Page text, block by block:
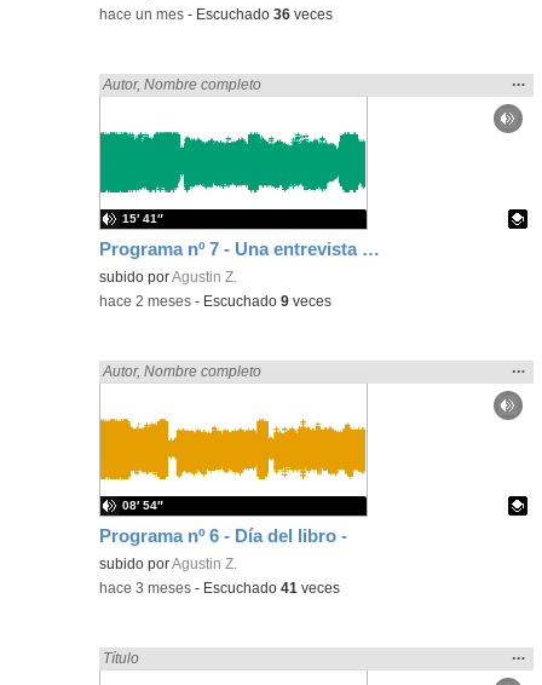
-hace un mes - Escuchado36 veces
Programa nº 7 - Una entrevista muy especial -
Encontrado «zaragoza» en:
Autor,Nombre completo
la
…
Contenido educativo.
subido porAgustin Z.
15′ 41″
-hace 2 meses - Escuchado9 veces
Programa nº 6 - Día del libro -
Encontrado «zaragoza» en:
Autor,Nombre completo
la
…
Contenido educativo.
subido porAgustin Z.
08′ 54″
-hace 3 meses - Escuchado41 veces
Encontrado «zaragoza» en:
Título
la
…